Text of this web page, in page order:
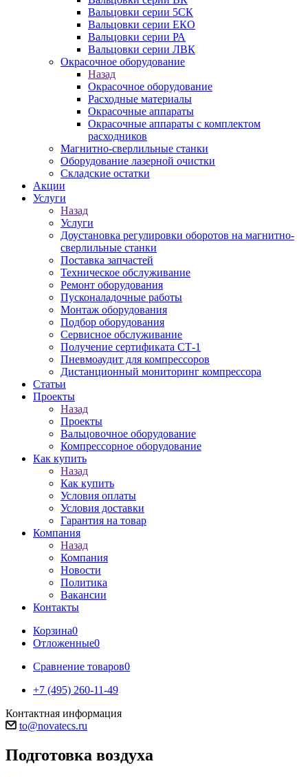
Вальцовки серии 5СК
Вальцовки серии ЕКО
Вальцовки серии РА
Вальцовки серии ЛВК
Окрасочное оборудование
Назад
Окрасочное оборудование
Расходные материалы
Окрасочные аппараты
Окрасочные аппараты с комплектом
расходников
Магнитно-сверлильные станки
Оборудование лазерной очистки
Складские остатки
Акции
Услуги
Назад
Услуги
Доустановка регулировки оборотов на магнитно-
сверлильные станки
Поставка запчастей
Техническое обслуживание
Ремонт оборудования
Пусконаладочные работы
Монтаж оборудования
Подбор оборудования
Сервисное обслуживание
Получение сертификата СТ-1
Пневмоаудит для компрессоров
Дистанционный мониторинг компрессора
Статьи
Проекты
Назад
Проекты
Вальцовочное оборудование
Компрессорное оборудование
Как купить
Назад
Как купить
Условия оплаты
Условия доставки
Гарантия на товар
Компания
Назад
Компания
Новости
Политика
Вакансии
Контакты
Корзина0
Отложенные0
Сравнение товаров0
+7 (495) 260-11-49
Контактная информация
to@novatecs.ru
Подготовка воздуха